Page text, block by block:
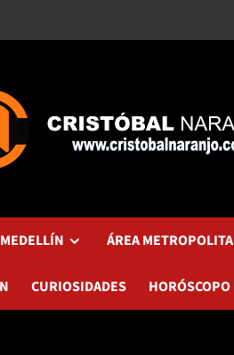
MEDELLÍN ÁREA
CURIOSIDADES HORÓSCOPO